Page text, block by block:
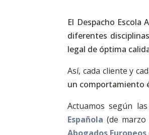
El Despacho Escola
diferentes
legal de óptima
Así, cada cliente y
un comportamiento
Actuamos según
Española (de marzo